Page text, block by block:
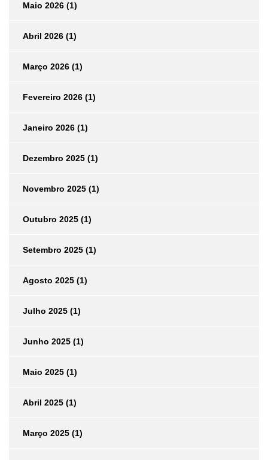
Maio 2026 (1)
Abril 2026 (1)
Março 2026 (1)
Fevereiro 2026 (1)
Janeiro 2026 (1)
Dezembro 2025 (1)
Novembro 2025 (1)
Outubro 2025 (1)
Setembro 2025 (1)
Agosto 2025 (1)
Julho 2025 (1)
Junho 2025 (1)
Maio 2025 (1)
Abril 2025 (1)
Março 2025 (1)